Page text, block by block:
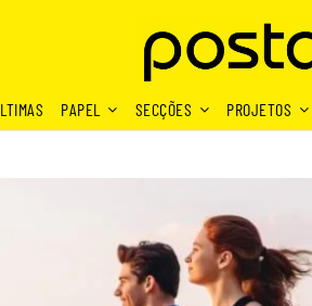
PAPEL SECÇÕES PROJETOS